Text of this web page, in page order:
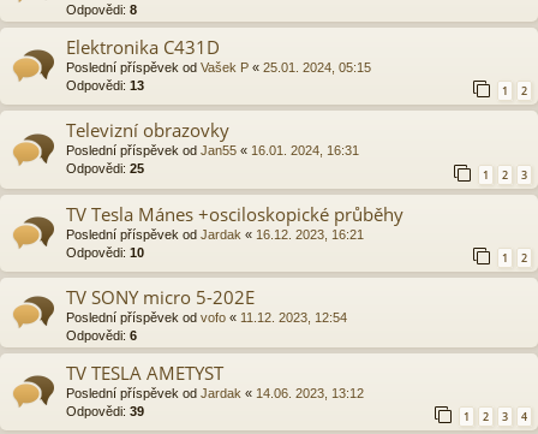
Odpovědi: 8
Elektronika C431D
Poslední příspěvek od Vašek P « 25.01. 2024, 05:15
Odpovědi: 13 1 2
Televizní obrazovky
Poslední příspěvek od Jan55 « 16.01. 2024, 16:31
Odpovědi: 25 1 2 3
TV Tesla Mánes +osciloskopické průběhy
Poslední příspěvek od Jardak « 16.12. 2023, 16:21
Odpovědi: 10 1 2
TV SONY micro 5-202E
Poslední příspěvek od vofo « 11.12. 2023, 12:54
Odpovědi: 6
TV TESLA AMETYST
Poslední příspěvek od Jardak « 14.06. 2023, 13:12
Odpovědi: 39 1 2 3 4